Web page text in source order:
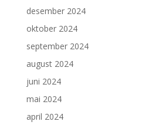
desember 2024
oktober 2024
september 2024
august 2024
juni 2024
mai 2024
april 2024